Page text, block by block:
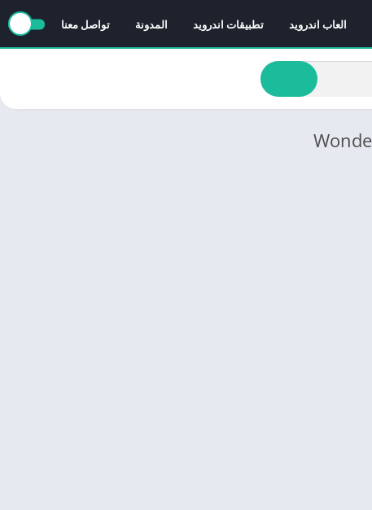
العاب اندرويد تطبيقات اندرويد المدونة تواصل معنا